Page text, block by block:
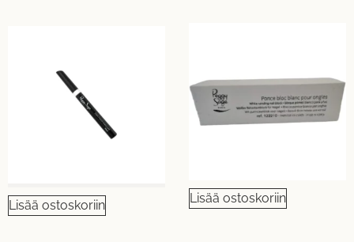
Lisää ostoskoriin
Lisää ostoskoriin